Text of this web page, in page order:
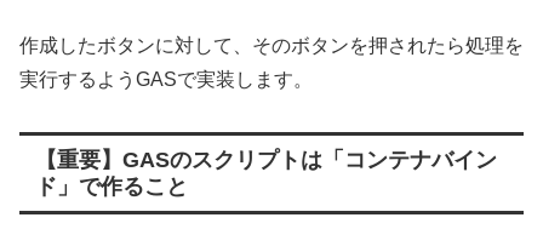
作成したボタンに対して、そのボタンを押されたら処理を
実行するようGASで実装します。
【重要】GASのスクリプトは「コンテナバイン
ド」で作ること